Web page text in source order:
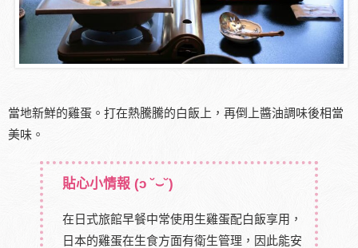
當地新鮮的雞蛋。打在熱騰騰的白飯上，再倒上醬油調味後相當
美味。
貼心小情報 (ɔ ˘⌣˘)
在日式旅館早餐中常使用生雞蛋配白飯享用，
日本的雞蛋在生食方面有衛生管理，因此能安